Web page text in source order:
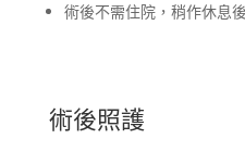
術後不需住院，稍作休息
術後照護